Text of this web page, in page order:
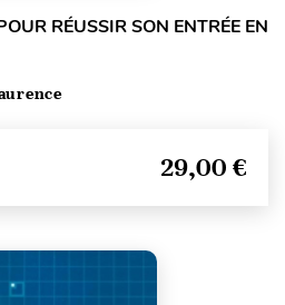
RÉUSSIR SON ENTRÉE EN
29,00 €